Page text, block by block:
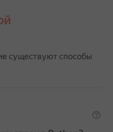
существуют способы